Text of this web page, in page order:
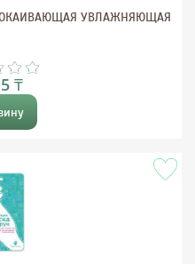
УВЛАЖНЯЮЩАЯ
₸